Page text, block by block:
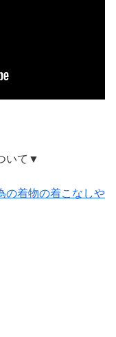
いて▼
の着物の着こなしや